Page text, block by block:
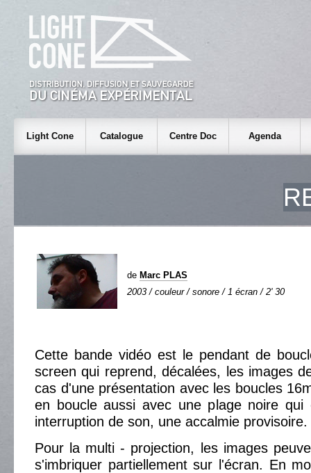
Light Cone Catalogue Centre Doc Agenda
de Marc PLAS
2003 / couleur / sonore / 1 écran / 2' 30
Cette bande vidéo est le pendant de
screen qui reprend, décalées, les images
cas d'une présentation avec les boucles
en boucle aussi avec une plage noire qui
interruption de son, une accalmie provisoire.
Pour la multi - projection, les images
s'imbriquer partiellement sur l'écran. En